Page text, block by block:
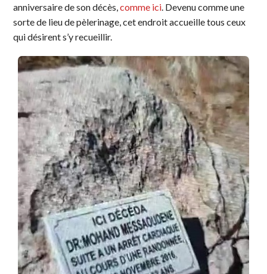
anniversaire de son décès,comme ici. Devenu comme une
sorte de lieu de pèlerinage, cet endroit accueille tous ceux
qui désirent s’y recueillir.